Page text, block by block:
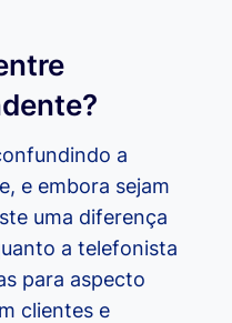
a
e embora sejam
uma diferença
a telefonista
para aspecto
clientes e